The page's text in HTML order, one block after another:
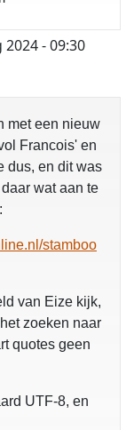
2024 - 09:30
met een nieuw
Francois' en
dus, en dit was
wat aan te
stamboo
van Eize kijk,
zoeken naar
quotes geen
UTF-8, en